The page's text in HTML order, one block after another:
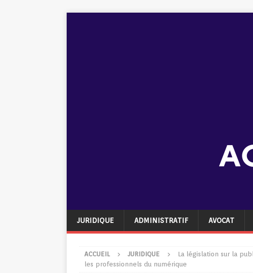
JURIDIQUE ADMINISTRATIF AVOCAT
ACCUEIL JURIDIQUE
La législation sur la
les professionnels du numérique